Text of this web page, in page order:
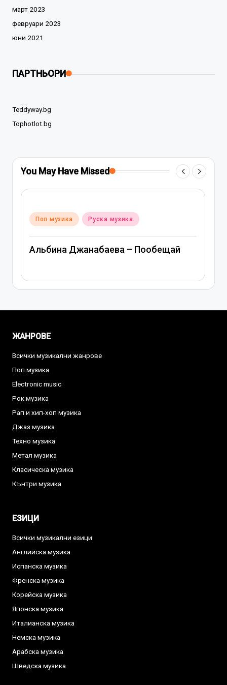
март 2023
февруари 2023
юни 2021
ПАРТНЬОРИ
Teddyway.bg
Tophotlot.bg
You May Have Missed
Posted
Поп музика Руска музика
Альбина Джанабаева – Пообещай
ЖАНРОВЕ
Всички музикални жанрове
Поп музика
Electronic music
Рок музика
Рап и хип-хоп музика
Джаз музика
Техно музика
Метал музика
Класическа музика
Кънтри музика
ЕЗИЦИ
Всички музикални езици
Английска музика
Испанска музика
Френска музика
Корейска музика
Японска музика
Италианска музика
Немска музика
Арабска музика
Шведска музика